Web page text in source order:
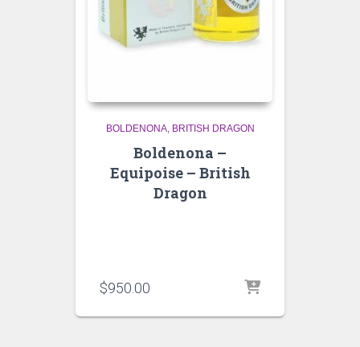
BOLDENONA BRITISH DRAGON
Boldenona –
Equipoise – British
Dragon
$950.00